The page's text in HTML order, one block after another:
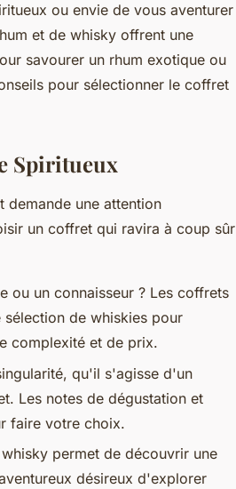
ou envie de vous aventurer
et de whisky offrent une
savourer un rhum exotique ou
pour sélectionner le coffret
Spiritueux
demande une attention
un coffret qui ravira à coup sûr
ou un connaisseur ? Les coffrets
de whiskies pour
complexité et de prix.
qu'il s'agisse d'un
Les notes de dégustation et
faire votre choix.
permet de découvrir une
désireux d'explorer